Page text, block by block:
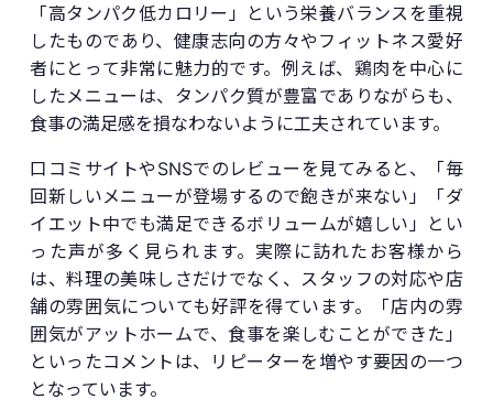
「高タンパク低カロリー」という栄養バランスを重視
したものであり、健康志向の方々やフィットネス愛好
者にとって非常に魅力的です。例えば、鶏肉を中心に
したメニューは、タンパク質が豊富でありながらも、
食事の満足感を損なわないように工夫されています。
口コミサイトやSNSでのレビューを見てみると、「毎
回新しいメニューが登場するので飽きが来ない」「ダ
イエット中でも満足できるボリュームが嬉しい」とい
った声が多く見られます。実際に訪れたお客様から
は、料理の美味しさだけでなく、スタッフの対応や店
舗の雰囲気についても好評を得ています。「店内の雰
囲気がアットホームで、食事を楽しむことができた」
といったコメントは、リピーターを増やす要因の一つ
となっています。